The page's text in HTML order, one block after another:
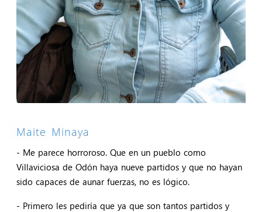
Maite Minaya
- Me parece horroroso. Que en un pueblo como
Villaviciosa de Odón haya nueve partidos y que no hayan
sido capaces de aunar fuerzas, no es lógico.
- Primero les pediría que ya que son tantos partidos y